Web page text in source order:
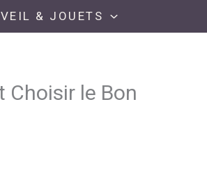
& JOUETS
Choisir le Bon